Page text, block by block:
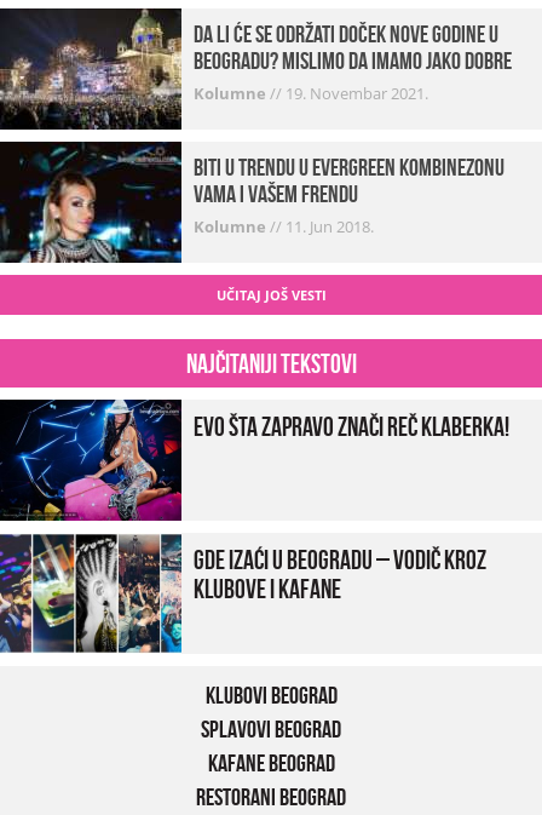
Da li će se održati doček Nove godine u
Beogradu? Mislimo da imamo jako DOBRE
VESTI!
Kolumne // 19. Novembar 2021.
Biti u trendu u Evergreen kombinezonu
vama i vašem frendu
Kolumne // 11. Jun 2018.
UČITAJ JOŠ VESTI
Najčitaniji tekstovi
Evo šta zapravo znači reč klaberka!
Gde izaći u Beogradu – vodič kroz
klubove i kafane
Klubovi Beograd
Splavovi Beograd
Kafane Beograd
Restorani Beograd